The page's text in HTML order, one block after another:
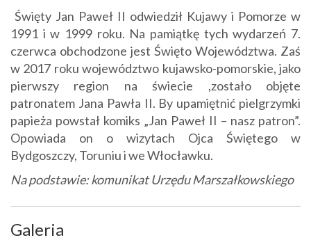
Święty Jan Paweł II odwiedził Kujawy i Pomorze w
1991 i w 1999 roku. Na pamiątkę tych wydarzeń 7.
czerwca obchodzone jest Święto Województwa. Zaś
w 2017 roku województwo kujawsko-pomorskie, jako
pierwszy region na świecie ,zostało objęte
patronatem Jana Pawła II. By upamiętnić pielgrzymki
papieża powstał komiks „Jan Paweł II – nasz patron”.
Opowiada on o wizytach Ojca Świętego w
Bydgoszczy, Toruniu i we Włocławku.
Na podstawie: komunikat Urzędu Marszałkowskiego
Galeria